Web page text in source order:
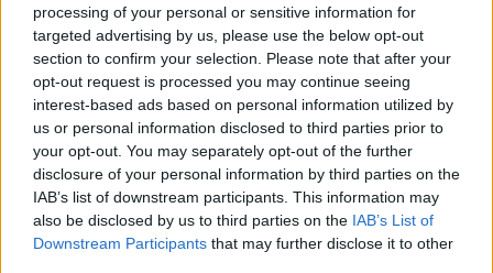
processing of your personal or sensitive information for
targeted advertising by us, please use the below opt-out
section to confirm your selection. Please note that after your
opt-out request is processed you may continue seeing
interest-based ads based on personal information utilized by
us or personal information disclosed to third parties prior to
your opt-out. You may separately opt-out of the further
disclosure of your personal information by third parties on the
IAB’s list of downstream participants. This information may
also be disclosed by us to third parties on the IAB’s List of
Downstream Participants that may further disclose it to other
ακόμα και αν είναι «πιασμένες», θα βρείτε αρκετά
σημεία με φυσική σκιά από τα δέντρα.
Σχινιάς